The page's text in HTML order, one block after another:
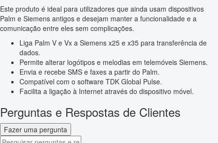
Este produto é ideal para utilizadores que ainda usam dispositivos
Palm e Siemens antigos e desejam manter a funcionalidade e a
comunicação entre eles sem complicações.
Liga Palm V e Vx a Siemens x25 e x35 para transferência de
dados.
Permite alterar logótipos e melodias em telemóveis Siemens.
Envia e recebe SMS e faxes a partir do Palm.
Compatível com o software TDK Global Pulse.
Facilita a ligação à Internet através do dispositivo móvel.
Perguntas e Respostas de Clientes
Fazer uma pergunta